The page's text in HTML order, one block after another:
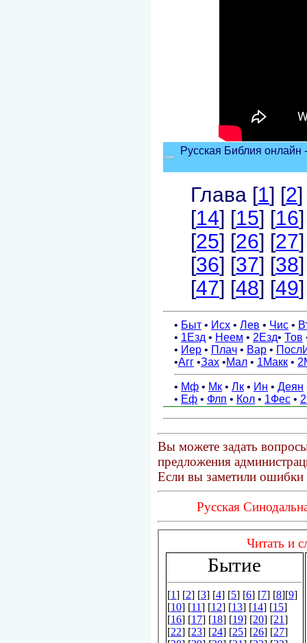
Вы можете задать
предложения
Если вы заметили ошибки
Русская